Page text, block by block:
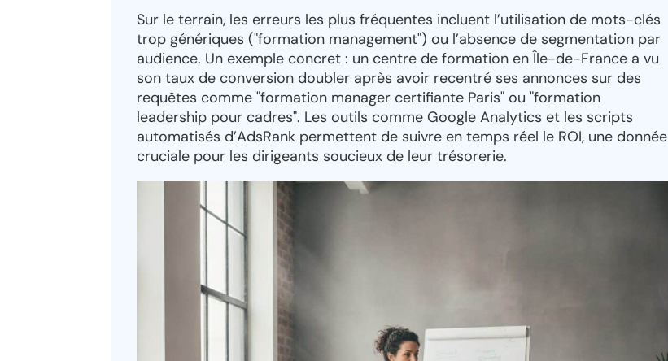
Sur le terrain, les erreurs les plus fréquentes incluent l’utilisation de mots-clés
trop génériques ("formation management") ou l’absence de segmentation par
audience. Un exemple concret : un centre de formation en Île-de-France a vu
son taux de conversion doubler après avoir recentré ses annonces sur des
requêtes comme "formation manager certifiante Paris" ou "formation
leadership pour cadres". Les outils comme Google Analytics et les scripts
automatisés d’AdsRank permettent de suivre en temps réel le ROI, une donnée
cruciale pour les dirigeants soucieux de leur trésorerie.